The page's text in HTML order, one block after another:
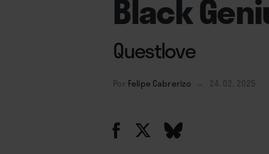
Black
Questlove
Por Felipe Cabrerizo → 24. 02. 2025